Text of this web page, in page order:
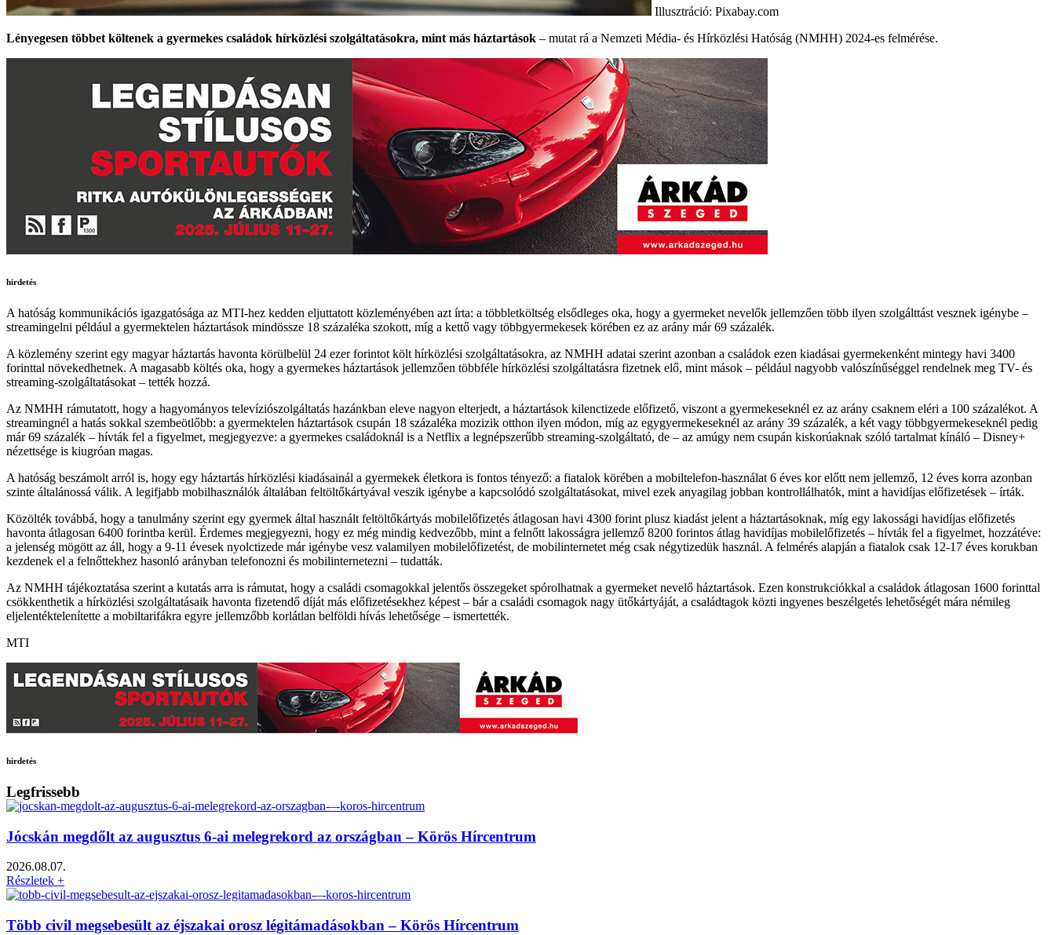
Illusztráció: Pixabay.com
Lényegesen többet költenek a gyermekes családok hírközlési szolgáltatásokra, mint más háztartások – mutat rá a Nemzeti Média- és Hírközlési Hatóság (NMHH) 2024-es felmérése.
hirdetés
A hatóság kommunikációs igazgatósága az MTI-hez kedden eljuttatott közleményében azt írta: a többletköltség elsődleges oka, hogy a gyermeket nevelők jellemzően több ilyen szolgálttást vesznek igénybe –
streamingelni például a gyermektelen háztartások mindössze 18 százaléka szokott, míg a kettő vagy többgyermekesek körében ez az arány már 69 százalék.
A közlemény szerint egy magyar háztartás havonta körülbelül 24 ezer forintot költ hírközlési szolgáltatásokra, az NMHH adatai szerint azonban a családok ezen kiadásai gyermekenként mintegy havi 3400
forinttal növekedhetnek. A magasabb költés oka, hogy a gyermekes háztartások jellemzően többféle hírközlési szolgáltatásra fizetnek elő, mint mások – például nagyobb valószínűséggel rendelnek meg TV- és
streaming-szolgáltatásokat – tették hozzá.
Az NMHH rámutatott, hogy a hagyományos televíziószolgáltatás hazánkban eleve nagyon elterjedt, a háztartások kilenctizede előfizető, viszont a gyermekeseknél ez az arány csaknem eléri a 100 százalékot. A
streamingnél a hatás sokkal szembeötlőbb: a gyermektelen háztartások csupán 18 százaléka mozizik otthon ilyen módon, míg az egygyermekeseknél az arány 39 százalék, a két vagy többgyermekeseknél pedig
már 69 százalék – hívták fel a figyelmet, megjegyezve: a gyermekes családoknál is a Netflix a legnépszerűbb streaming-szolgáltató, de – az amúgy nem csupán kiskorúaknak szóló tartalmat kínáló – Disney+
nézettsége is kiugróan magas.
A hatóság beszámolt arról is, hogy egy háztartás hírközlési kiadásainál a gyermekek életkora is fontos tényező: a fiatalok körében a mobiltelefon-használat 6 éves kor előtt nem jellemző, 12 éves korra azonban
szinte általánossá válik. A legifjabb mobilhasználók általában feltöltőkártyával veszik igénybe a kapcsolódó szolgáltatásokat, mivel ezek anyagilag jobban kontrollálhatók, mint a havidíjas előfizetések – írták.
Közölték továbbá, hogy a tanulmány szerint egy gyermek által használt feltöltőkártyás mobilelőfizetés átlagosan havi 4300 forint plusz kiadást jelent a háztartásoknak, míg egy lakossági havidíjas előfizetés
havonta átlagosan 6400 forintba kerül. Érdemes megjegyezni, hogy ez még mindig kedvezőbb, mint a felnőtt lakosságra jellemző 8200 forintos átlag havidíjas mobilelőfizetés – hívták fel a figyelmet, hozzátéve:
a jelenség mögött az áll, hogy a 9-11 évesek nyolctizede már igénybe vesz valamilyen mobilelőfizetést, de mobilinternetet még csak négytizedük használ. A felmérés alapján a fiatalok csak 12-17 éves korukban
kezdenek el a felnőttekhez hasonló arányban telefonozni és mobilinternetezni – tudatták.
Az NMHH tájékoztatása szerint a kutatás arra is rámutat, hogy a családi csomagokkal jelentős összegeket spórolhatnak a gyermeket nevelő háztartások. Ezen konstrukciókkal a családok átlagosan 1600 forinttal
csökkenthetik a hírközlési szolgáltatásaik havonta fizetendő díját más előfizetésekhez képest – bár a családi csomagok nagy ütőkártyáját, a családtagok közti ingyenes beszélgetés lehetőségét mára némileg
eljelentéktelenítette a mobiltarifákra egyre jellemzőbb korlátlan belföldi hívás lehetősége – ismertették.
MTI
hirdetés
Legfrissebb
Jócskán megdőlt az augusztus 6-ai melegrekord az országban – Körös Hírcentrum
2026.08.07.
Részletek +
Több civil megsebesült az éjszakai orosz légitámadásokban – Körös Hírcentrum